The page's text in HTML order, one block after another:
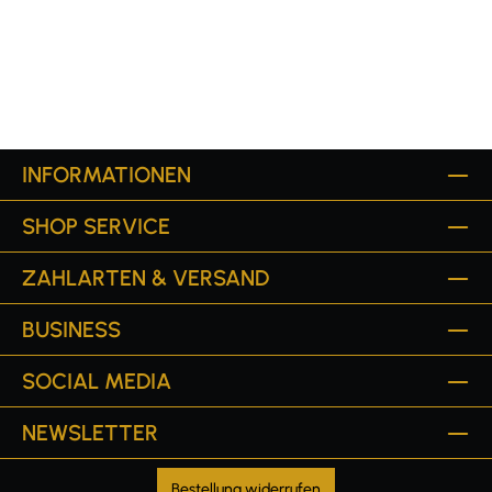
INFORMATIONEN
SHOP SERVICE
ZAHLARTEN & VERSAND
BUSINESS
SOCIAL MEDIA
NEWSLETTER